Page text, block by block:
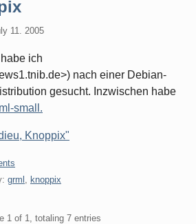
11. 2005
ich
nach einer Debian-
gesucht. Inzwischen habe
small.
Knoppix"
grml knoppix
1 of 1, totaling 7 entries